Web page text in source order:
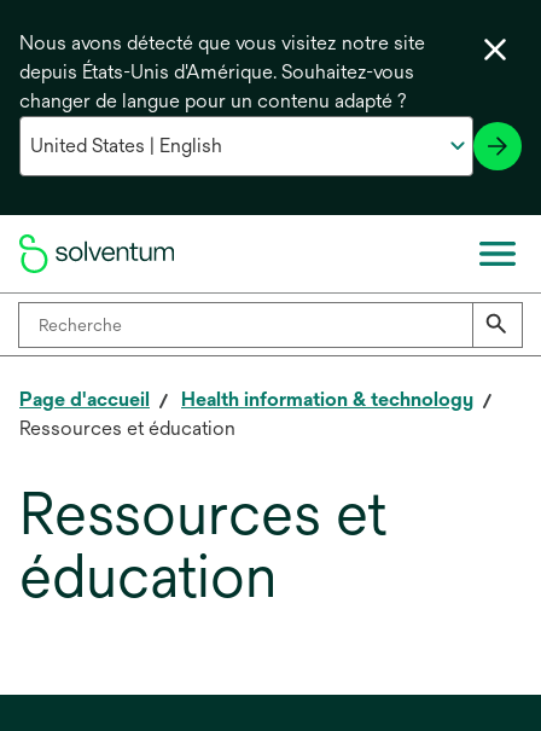
Nous avons détecté que vous visitez notre site
depuis États-Unis d'Amérique. Souhaitez-vous
changer de langue pour un contenu adapté ?
Page d'accueil
Health information & technology
Ressources et éducation
Ressources et
éducation